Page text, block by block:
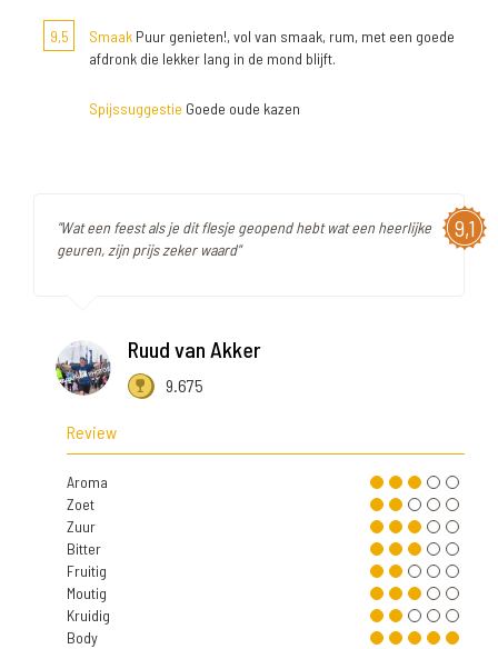
9,5 Smaak Puur genieten!, vol van smaak, rum, met een goede
afdronk die lekker lang in de mond blijft.
Spijssuggestie Goede oude kazen
9,1
"Wat een feest als je dit flesje geopend hebt wat een heerlijke
geuren, zijn prijs zeker waard"
Ruud van Akker
9.675
Review
Aroma
Zoet
Zuur
Bitter
Fruitig
Moutig
Kruidig
Body